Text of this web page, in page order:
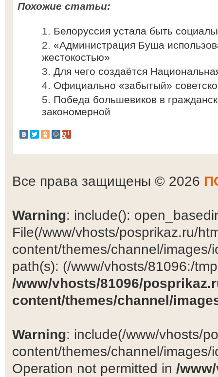
Похожие статьи:
Белоруссия устала быть
«Администрация Буша
жестокостью»
Для чего создаётся
Официально «забытый»
Победа большевиков в
закономерной
Все права защищены © 2026
Warning: include():
File(/www/vhosts/posprikaz.ru/
content/themes/channel/
path(s): (/www/vhosts/81096:/
/www/vhosts/81096/
content/themes/channel/
Warning: include(/www/vhosts/
content/themes/channel/
Operation not permitted in /